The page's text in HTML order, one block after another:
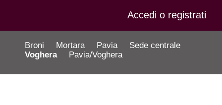
Accedi o registrati
Broni Mortara Pavia
Sede centrale
Voghera
Pavia/Voghera